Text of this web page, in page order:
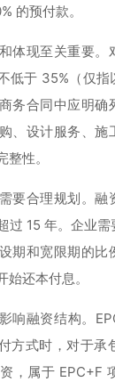
的预付款。
体现至关重要。
低于 35%（仅指
务合同中应明确
、设计服务、施
性。
要合理规划。融
过 15 年。企业
期和宽限期的比
还本付息。
响融资结构。
方式时，对于承
，属于 EPC+F